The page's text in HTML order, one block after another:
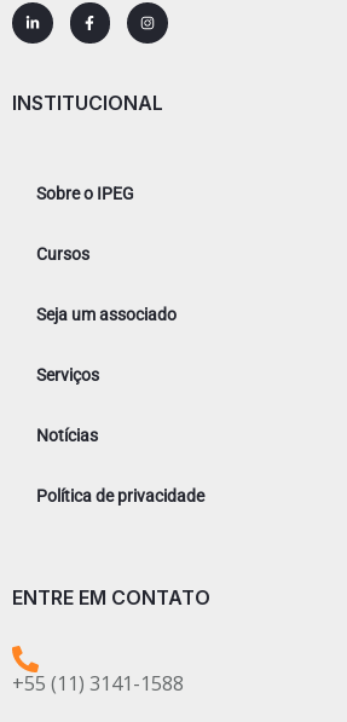
INSTITUCIONAL
Sobre o IPEG
Cursos
Seja um associado
Serviços
Notícias
Política de privacidade
ENTRE EM CONTATO
+55 (11) 3141-1588